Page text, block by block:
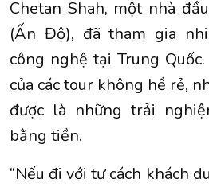
Chetan Shah, một nhà
(Ấn Độ), đã tham gia
công nghệ tại Trung
của các tour không hề rẻ,
được là những trải
bằng tiền.
“Nếu đi với tư cách khách